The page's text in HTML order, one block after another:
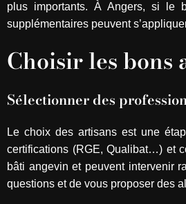
plus importants. À Angers, si le
supplémentaires peuvent
Choisir les bons
Sélectionner des
Le choix des artisans est une
certifications (RGE, Qualibat…) et
bâti angevin et peuvent intervenir
questions et de vous proposer des